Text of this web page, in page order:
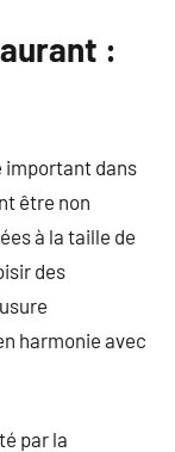
:
important dans
être non
à la taille de
des
harmonie avec
par la